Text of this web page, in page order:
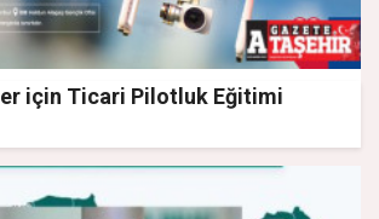
için Ticari Pilotluk Eğitimi